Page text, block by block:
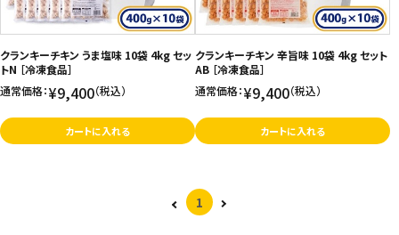
クランキーチキン うま塩味 10袋 4kg セッ
トN ［冷凍食品］
通常価格：¥9,400（税込）
カートに入れる
クランキーチキン 辛旨味 10袋 4kg セット
AB ［冷凍食品］
通常価格：¥9,400（税込）
カートに入れる
1